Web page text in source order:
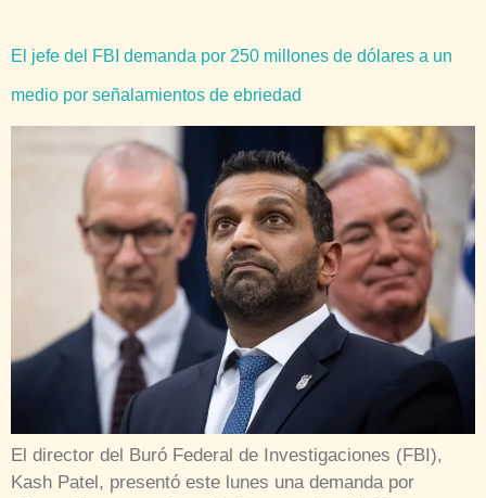
El jefe del FBI demanda por 250 millones de dólares a un
medio por señalamientos de ebriedad
El director del Buró Federal de Investigaciones (FBI),
Kash Patel, presentó este lunes una demanda por